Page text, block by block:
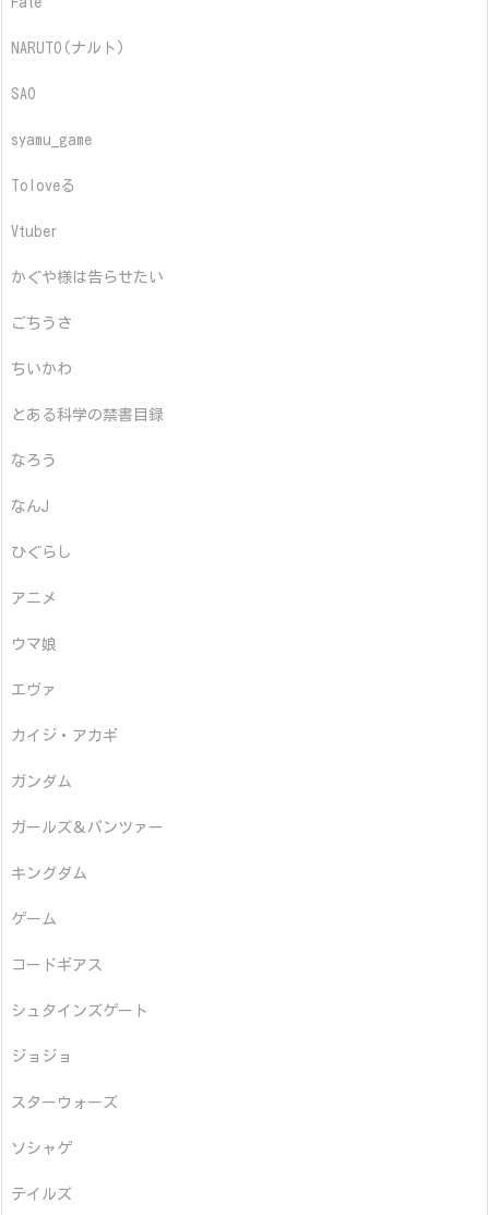
NARUTO(ナルト)
SAO
syamu_game
Toloveる
Vtuber
かぐや様は告らせたい
ごちうさ
ちいかわ
とある科学の禁書目録
なろう
なんJ
ひぐらし
アニメ
ウマ娘
エヴァ
カイジ・アカギ
ガンダム
ガールズ＆パンツァー
キングダム
ゲーム
コードギアス
シュタインズゲート
ジョジョ
スターウォーズ
ソシャゲ
テイルズ